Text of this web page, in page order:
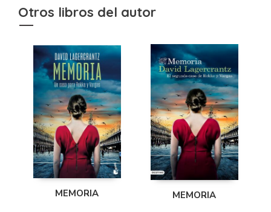
Otros libros del autor
MEMORIA MEMORIA